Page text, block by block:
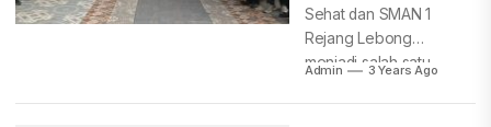
Sehat dan SMAN 1
Rejang Lebong
menjadi salah satu
Admin 3 Years Ago